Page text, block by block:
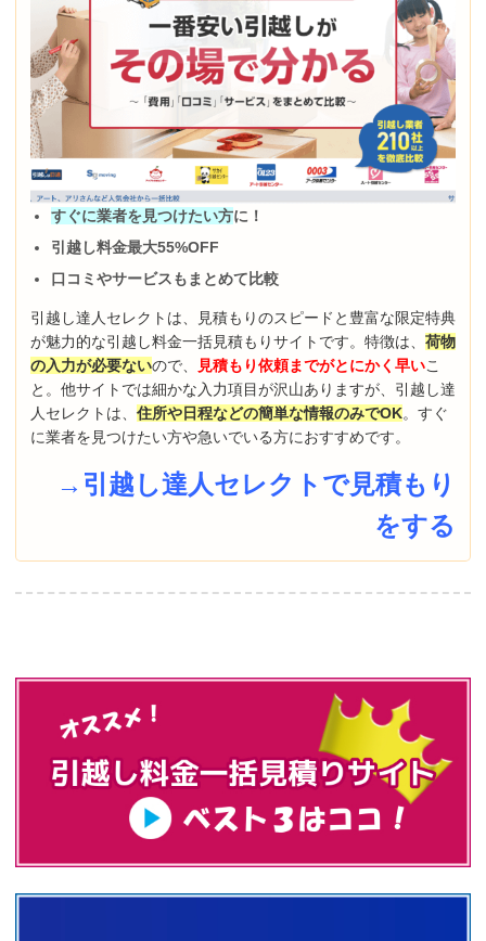
すぐに業者を見つけたい方に！
引越し料金最大55%OFF
口コミやサービスもまとめて比較
引越し達人セレクトは、見積もりのスピードと豊富な限定特典
が魅力的な引越し料金一括見積もりサイトです。特徴は、 荷物
の入力が必要ないので、 見積もり依頼までがとにかく早いこ
と。他サイトでは細かな入力項目が沢山ありますが、引越し達
人セレクトは、 住所や日程などの簡単な情報のみでOK。すぐ
に業者を見つけたい方や急いでいる方におすすめです。
→引越し達人セレクトで見積もり
をする